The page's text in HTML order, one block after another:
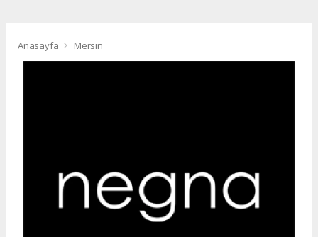
Anasayfa Mersin